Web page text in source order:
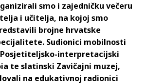
smo i zajedničku večeru
i učitelja, na kojoj smo
brojne hrvatske
Sudionici mobilnosti
Posjetiteljsko-interpretacijski
te slatinski Zavičajni muzej,
na edukativnoj radionici